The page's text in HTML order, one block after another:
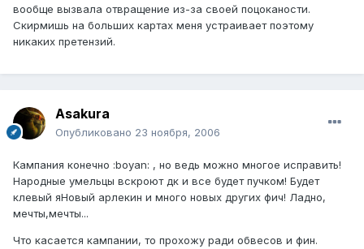
вообще вызвала отвращение из-за своей поцоканости.
Скирмишь на больших картах меня устраивает поэтому
никаких претензий.
Asakura
Опубликовано 23 ноября, 2006
Кампания конечно :boyan: , но ведь можно многое исправить!
Народные умельцы вскроют дк и все будет пучком! Будет
клевый яНовый арлекин и много новых других фич! Ладно,
мечты,мечты...
Что касается кампании, то прохожу ради обвесов и фин.